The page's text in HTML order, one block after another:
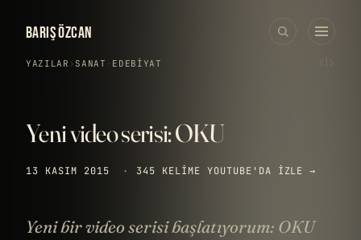
BARIŞ ÖZCAN
YAZILAR › SANAT · EDEBIYAT
Yeni video serisi: OKU
13 KASIM 2015 · 345 KELIME YOUTUBE'DA IZLE →
Yeni bir video serisi başlatıyorum: OKU